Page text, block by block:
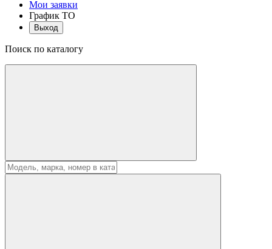
Мои заявки
График ТО
Выход
Поиск по каталогу